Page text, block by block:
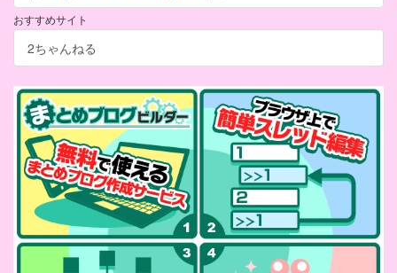
おすすめサイト
2ちゃんねる